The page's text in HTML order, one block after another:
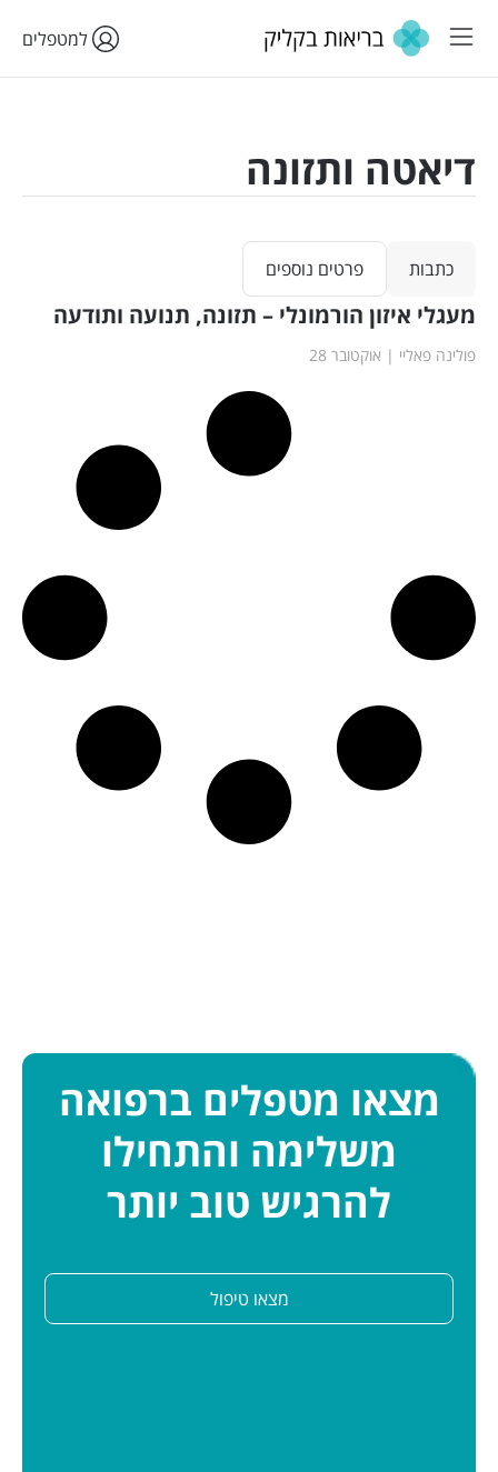
למטפלים
דיאטה ותזונה
כתבות פרטים נוספים
מעגלי איזון הורמונלי – תזונה, תנועה ותודעה
פולינה פאליי אוקטובר 28
מצאו מטפלים ברפואה
משלימה והתחילו
להרגיש טוב יותר
מצאו טיפול